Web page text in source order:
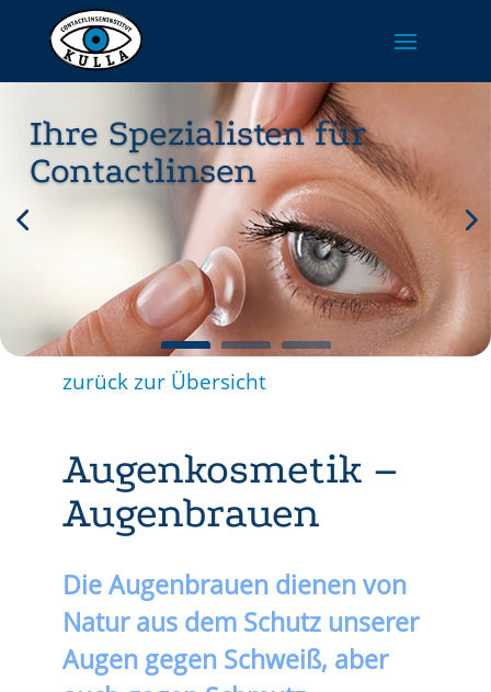
Ihre Spezialisten für
Contactlinsen
zurück zur Übersicht
Augenkosmetik –
Augenbrauen
Die Augenbrauen dienen von
Natur aus dem Schutz unserer
Augen gegen Schweiß, aber